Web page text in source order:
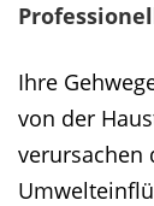
Ihre
von der
verursachen